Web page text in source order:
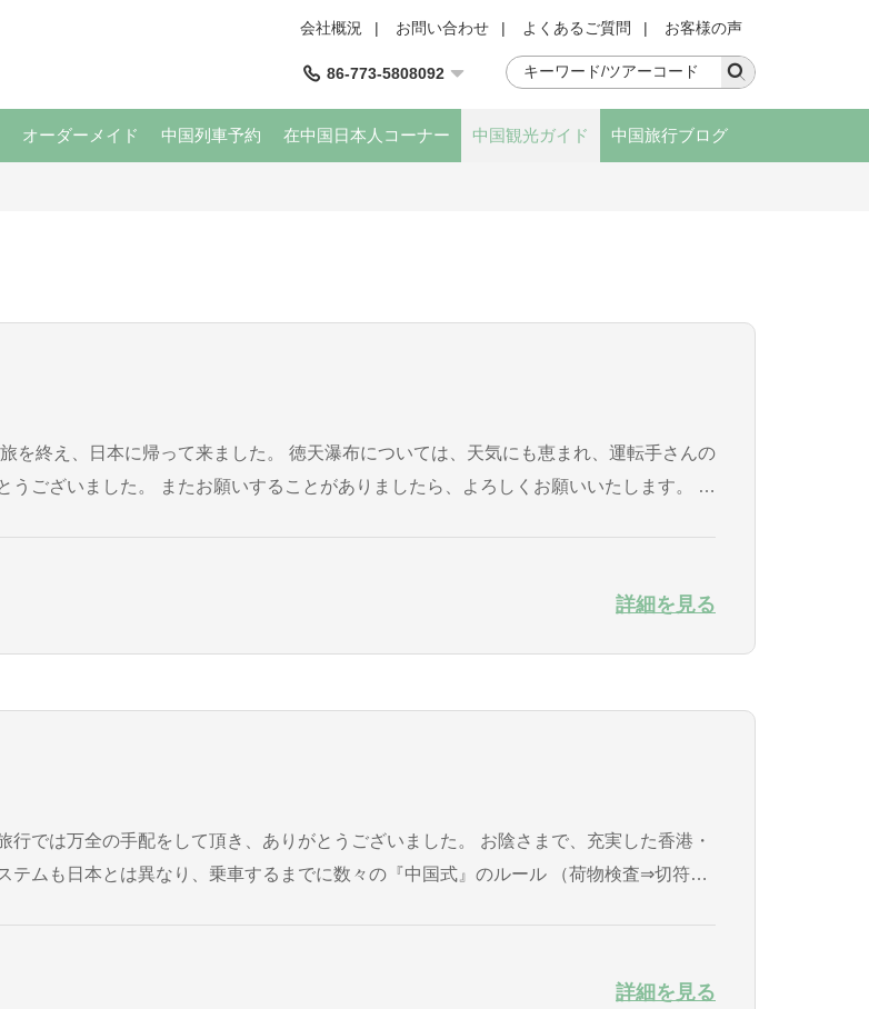
会社概況 | お問い合わせ | よくあるご質問 | お客様の声
86-773-5808092
オーダーメイド 中国列車予約 在中国日本人コーナー 中国観光ガイド 中国旅行ブログ
詳細を見る
詳細を見る